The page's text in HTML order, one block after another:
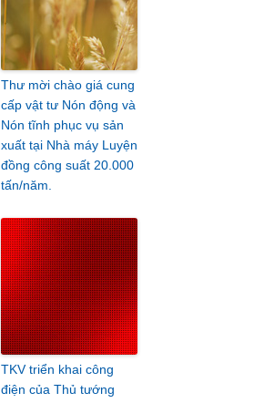
Thư mời chào giá cung
cấp vật tư Nón động và
Nón tĩnh phục vụ sản
xuất tại Nhà máy Luyện
đồng công suất 20.000
tấn/năm.
TKV triển khai công
điện của Thủ tướng